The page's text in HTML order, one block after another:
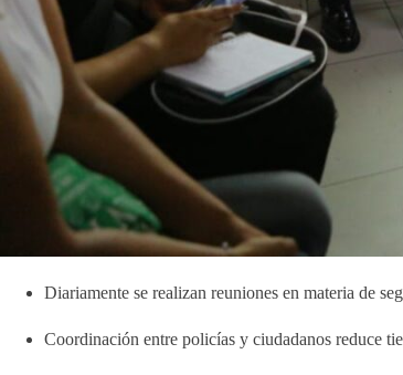
Diariamente se realizan reuniones en materia de
Coordinación entre policías y ciudadanos reduce